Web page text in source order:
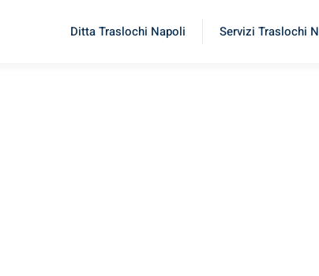
Ditta Traslochi Napoli Servizi Traslochi